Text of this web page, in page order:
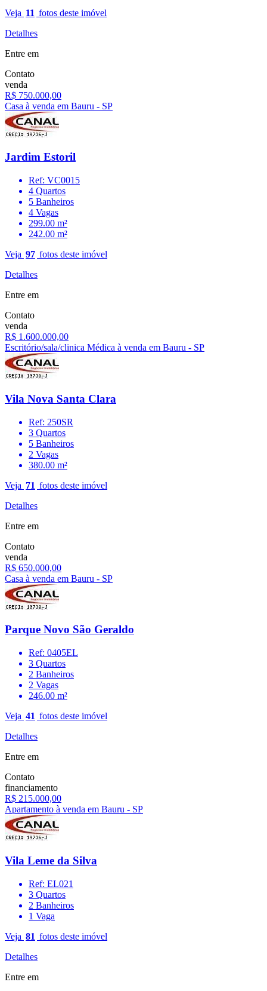
Veja 11 fotos deste imóvel
Detalhes
Entre em
Contato
venda
R$ 750.000,00
Casa à venda em Bauru - SP
Jardim Estoril
Ref: VC0015
4 Quartos
5 Banheiros
4 Vagas
299.00 m²
242.00 m²
Veja 97 fotos deste imóvel
Detalhes
Entre em
Contato
venda
R$ 1.600.000,00
Escritório/sala/clinica Médica à venda em Bauru - SP
Vila Nova Santa Clara
Ref: 250SR
3 Quartos
5 Banheiros
2 Vagas
380.00 m²
Veja 71 fotos deste imóvel
Detalhes
Entre em
Contato
venda
R$ 650.000,00
Casa à venda em Bauru - SP
Parque Novo São Geraldo
Ref: 0405EL
3 Quartos
2 Banheiros
2 Vagas
246.00 m²
Veja 41 fotos deste imóvel
Detalhes
Entre em
Contato
financiamento
R$ 215.000,00
Apartamento à venda em Bauru - SP
Vila Leme da Silva
Ref: EL021
3 Quartos
2 Banheiros
1 Vaga
Veja 81 fotos deste imóvel
Detalhes
Entre em